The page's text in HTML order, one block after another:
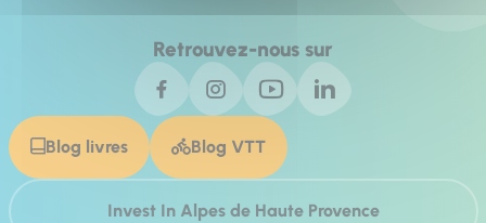
Retrouvez-nous sur
Blog livres Blog VTT
Invest In Alpes de Haute Provence